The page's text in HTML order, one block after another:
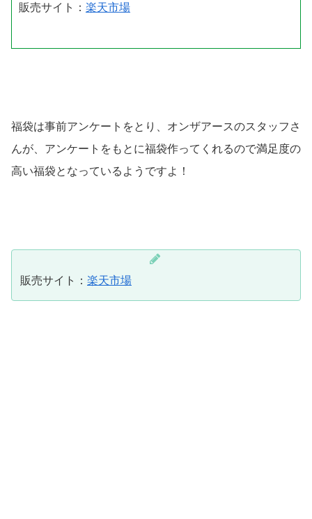
販売サイト： 楽天市場
福袋は事前アンケートをとり、オンザアースのスタッフさ
んが、アンケートをもとに福袋作ってくれるので満足度の
高い福袋となっているようですよ！
販売サイト： 楽天市場